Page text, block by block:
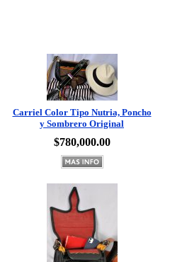
Carriel Color Tipo Nutria, Poncho
y Sombrero Original
$780,000.00